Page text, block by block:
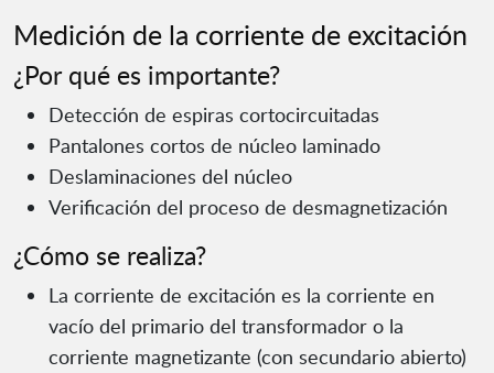
Medición de la corriente de excitación
¿Por qué es importante?
Detección de espiras cortocircuitadas
Pantalones cortos de núcleo laminado
Deslaminaciones del núcleo
Verificación del proceso de desmagnetización
¿Cómo se realiza?
La corriente de excitación es la corriente en
vacío del primario del transformador o la
corriente magnetizante (con secundario abierto)